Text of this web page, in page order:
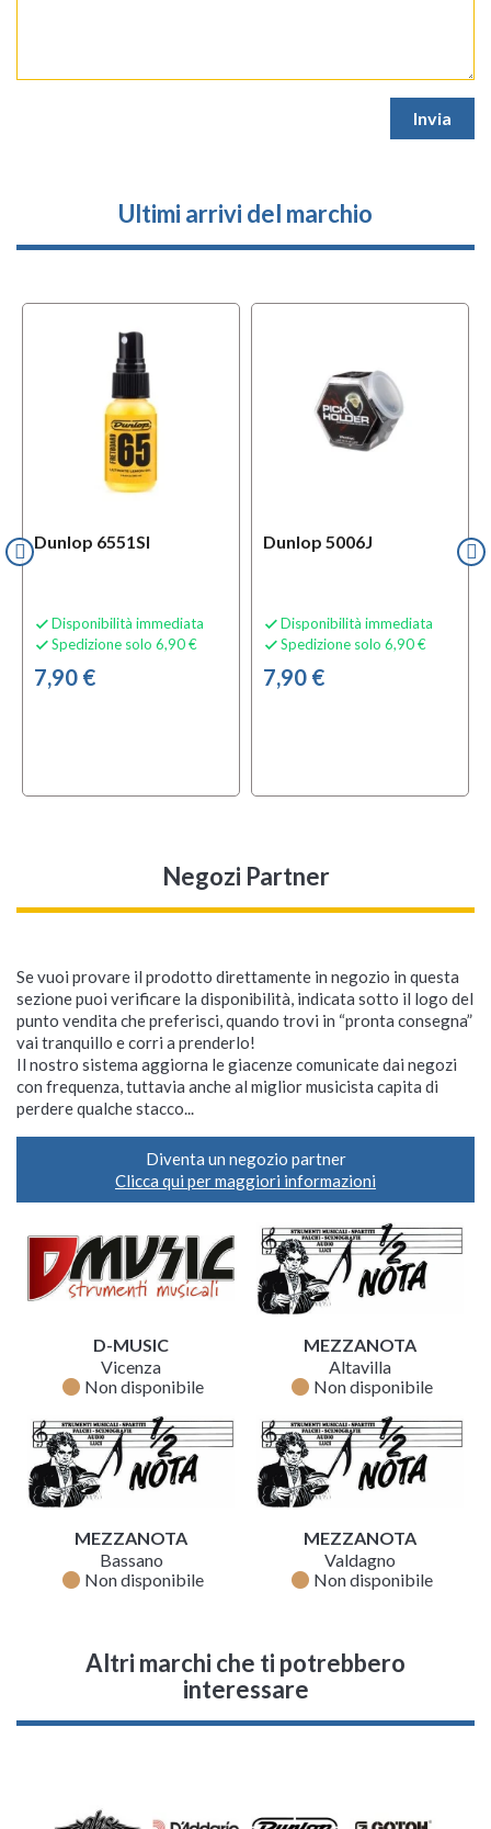
Ultimi arrivi del marchio
Dunlop 6551SI
 Disponibilità immediata
 Spedizione solo 6,90 €
7,90 €
Dunlop 5006J
 Disponibilità immediata
 Spedizione solo 6,90 €
7,90 €
Negozi Partner
Se vuoi provare il prodotto direttamente in negozio in questa
sezione puoi verificare la disponibilità, indicata sotto il logo del
punto vendita che preferisci, quando trovi in “pronta consegna”
vai tranquillo e corri a prenderlo!
Il nostro sistema aggiorna le giacenze comunicate dai negozi
con frequenza, tuttavia anche al miglior musicista capita di
perdere qualche stacco...
Diventa un negozio partner
Clicca qui per maggiori informazioni
D-MUSIC
Vicenza
fiber_manual_record Non disponibile
MEZZANOTA
Altavilla
fiber_manual_record Non disponibile
MEZZANOTA
Bassano
fiber_manual_record Non disponibile
MEZZANOTA
Valdagno
fiber_manual_record Non disponibile
Altri marchi che ti potrebbero
interessare